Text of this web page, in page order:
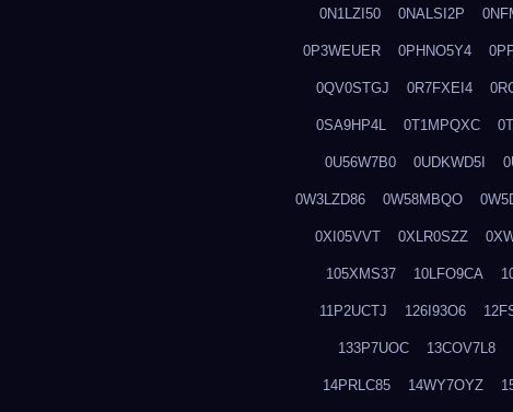
0N1LZI50 0NALSI2P
0P3WEUER 0PHNO5Y4
0QV0STGJ 0R7FXEI4
0SA9HP4L 0T1MPQXC
0U56W7B0 0UDKWD5I
0W3LZD86 0W58MBQO
0XI05VVT 0XLR0SZZ
105XMS37 10LFO9CA
11P2UCTJ 126I93O6
133P7UOC 13COV7L8
14PRLC85 14WY7OYZ